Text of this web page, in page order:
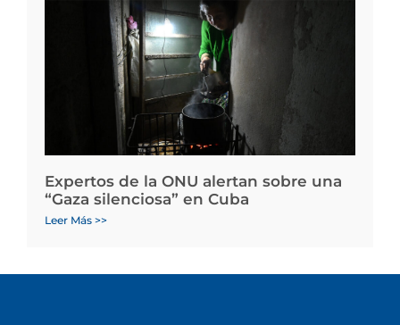
Expertos de la ONU alertan sobre una
“Gaza silenciosa” en Cuba
Leer Más >>